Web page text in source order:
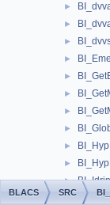
►
►
►
►
►
►
►
►
►
►
►
►
BLACS SRC